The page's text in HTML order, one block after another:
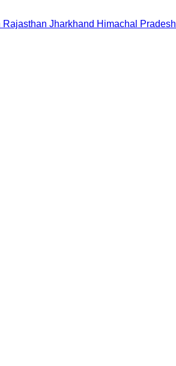
Rajasthan Jharkhand Himachal Pradesh